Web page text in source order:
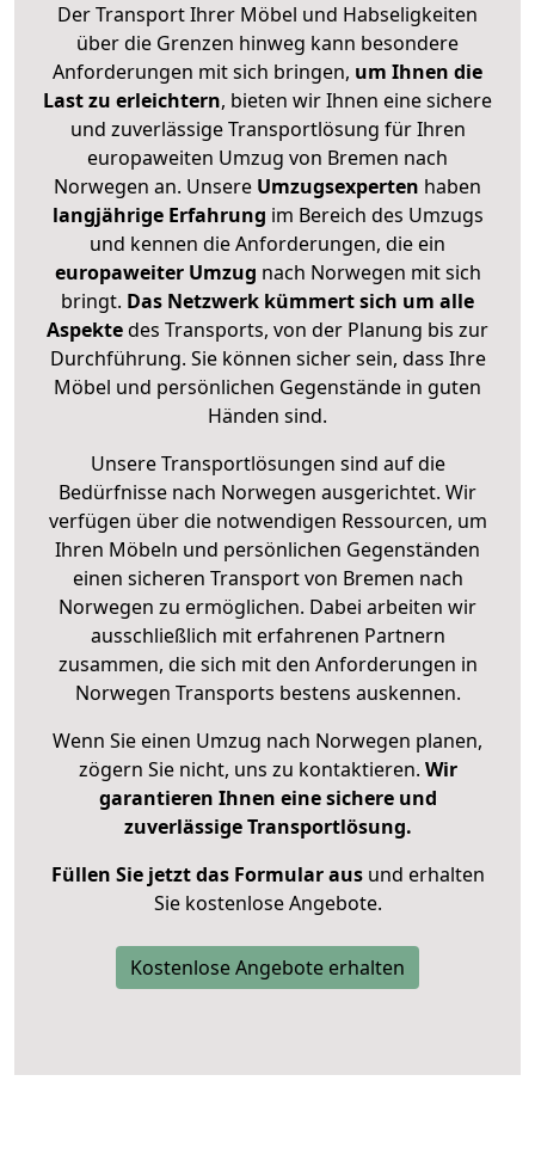
Der Transport Ihrer Möbel und Habseligkeiten
über die Grenzen hinweg kann besondere
Anforderungen mit sich bringen, um Ihnen die
Last zu erleichtern, bieten wir Ihnen eine sichere
und zuverlässige Transportlösung für Ihren
europaweiten Umzug von Bremen nach
Norwegen an. Unsere Umzugsexperten haben
langjährige Erfahrung im Bereich des Umzugs
und kennen die Anforderungen, die ein
europaweiter Umzug nach Norwegen mit sich
bringt. Das Netzwerk kümmert sich um alle
Aspektedes Transports, von der Planung bis zur
Durchführung. Sie können sicher sein, dass Ihre
Möbel und persönlichen Gegenstände in guten
Händen sind.
Unsere Transportlösungen sind auf die
Bedürfnisse nach Norwegen ausgerichtet. Wir
verfügen über die notwendigen Ressourcen, um
Ihren Möbeln und persönlichen Gegenständen
einen sicheren Transport von Bremen nach
Norwegen zu ermöglichen. Dabei arbeiten wir
ausschließlich mit erfahrenen Partnern
zusammen, die sich mit den Anforderungen in
Norwegen Transports bestens auskennen.
Wenn Sie einen Umzug nach Norwegen planen,
zögern Sie nicht, uns zu kontaktieren. Wir
garantieren Ihnen eine sichere und
zuverlässige Transportlösung.
Füllen Sie jetzt das Formular ausund erhalten
Sie kostenlose Angebote.
Kostenlose Angebote erhalten